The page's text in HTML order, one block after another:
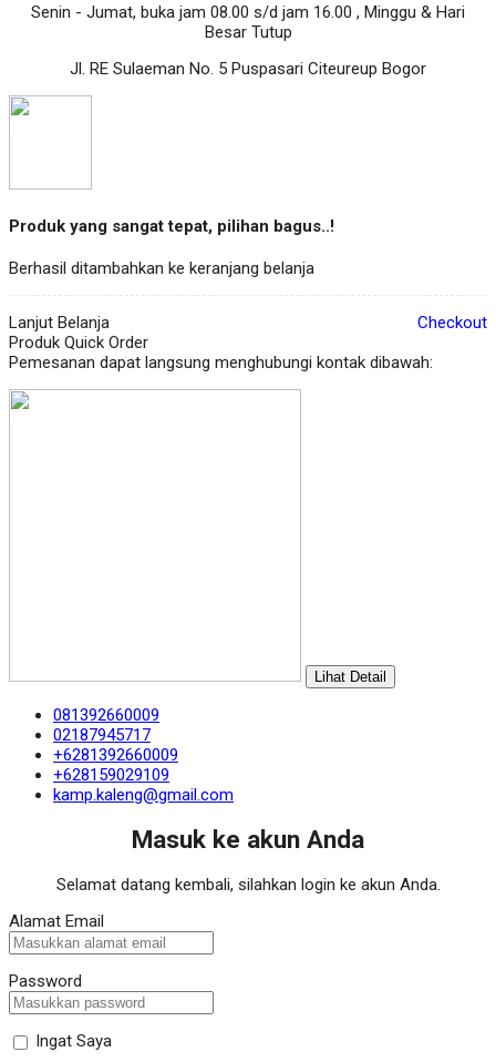
Senin - Jumat, buka jam 08.00 s/d jam 16.00 , Minggu & Hari
Besar Tutup
Jl. RE Sulaeman No. 5 Puspasari Citeureup Bogor
Produk yang sangat tepat, pilihan bagus..!
Berhasil ditambahkan ke keranjang belanja
Lanjut Belanja
Checkout
Produk Quick Order
Pemesanan dapat langsung menghubungi kontak dibawah:
Lihat Detail
081392660009
02187945717
+6281392660009
+628159029109
kamp.kaleng@gmail.com
Masuk ke akun Anda
Selamat datang kembali, silahkan login ke akun Anda.
Alamat Email
Password
Ingat Saya